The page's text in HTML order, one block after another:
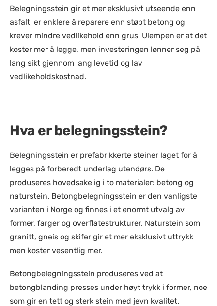
Belegningsstein gir et mer eksklusivt utseende enn
asfalt, er enklere å reparere enn støpt betong og
krever mindre vedlikehold enn grus. Ulempen er at det
koster mer å legge, men investeringen lønner seg på
lang sikt gjennom lang levetid og lav
vedlikeholdskostnad.
Hva er belegningsstein?
Belegningsstein er prefabrikkerte steiner laget for å
legges på forberedt underlag utendørs. De
produseres hovedsakelig i to materialer: betong og
naturstein. Betongbelegningsstein er den vanligste
varianten i Norge og finnes i et enormt utvalg av
former, farger og overflatestrukturer. Naturstein som
granitt, gneis og skifer gir et mer eksklusivt uttrykk
men koster vesentlig mer.
Betongbelegningsstein produseres ved at
betongblanding presses under høyt trykk i former, noe
som gir en tett og sterk stein med jevn kvalitet.